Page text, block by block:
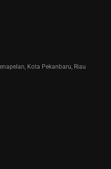
Kota Pekanbaru, Riau